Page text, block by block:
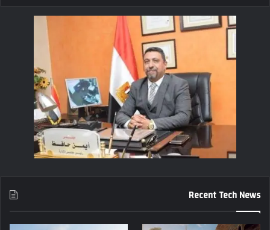
Recent Tech News